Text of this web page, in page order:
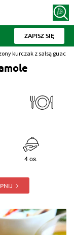
ZAPISZ SIĘ
kurczak z salsą
4 os.